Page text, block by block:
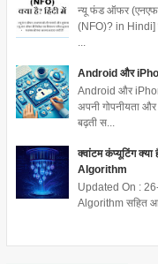
न्यू फंड ऑफर
(NFO)? in Hindi]
...
Android और
Android और
अपनी गोपनीयता
बढ़ती स...
क्वांटम कंप्यूटिंग
Algorithm
Updated On :
Algorithm सहित